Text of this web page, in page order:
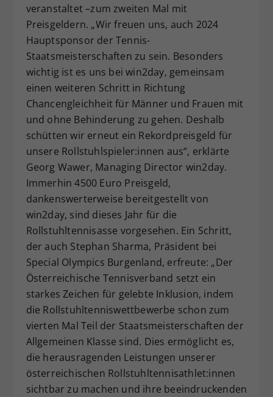
veranstaltet –zum zweiten Mal mit
Preisgeldern. „Wir freuen uns, auch 2024
Hauptsponsor der Tennis-
Staatsmeisterschaften zu sein. Besonders
wichtig ist es uns bei win2day, gemeinsam
einen weiteren Schritt in Richtung
Chancengleichheit für Männer und Frauen mit
und ohne Behinderung zu gehen. Deshalb
schütten wir erneut ein Rekordpreisgeld für
unsere Rollstuhlspieler:innen aus“, erklärte
Georg Wawer, Managing Director win2day.
Immerhin 4500 Euro Preisgeld,
dankenswerterweise bereitgestellt von
win2day, sind dieses Jahr für die
Rollstuhltennisasse vorgesehen. Ein Schritt,
der auch Stephan Sharma, Präsident bei
Special Olympics Burgenland, erfreute: „Der
Österreichische Tennisverband setzt ein
starkes Zeichen für gelebte Inklusion, indem
die Rollstuhltenniswettbewerbe schon zum
vierten Mal Teil der Staatsmeisterschaften der
Allgemeinen Klasse sind. Dies ermöglicht es,
die herausragenden Leistungen unserer
österreichischen Rollstuhltennisathlet:innen
sichtbar zu machen und ihre beeindruckenden